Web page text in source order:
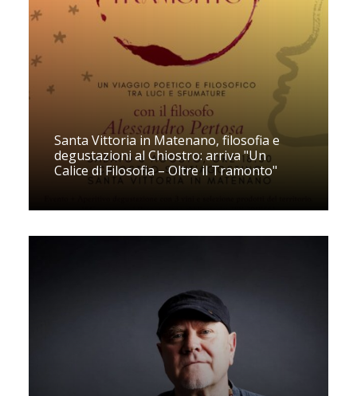
Santa Vittoria in Matenano, filosofia e
degustazioni al Chiostro: arriva "Un
Calice di Filosofia – Oltre il Tramonto"